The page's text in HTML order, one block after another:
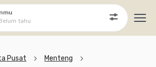
tahu
Pusat
Menteng